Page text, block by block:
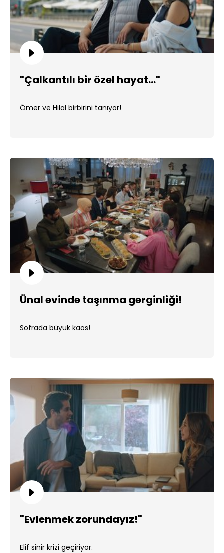
"Çalkantılı bir özel hayat..."
Ömer ve Hilal birbirini tanıyor!
Ünal evinde taşınma gerginliği!
Sofrada büyük kaos!
"Evlenmek zorundayız!"
Elif sinir krizi geçiriyor.